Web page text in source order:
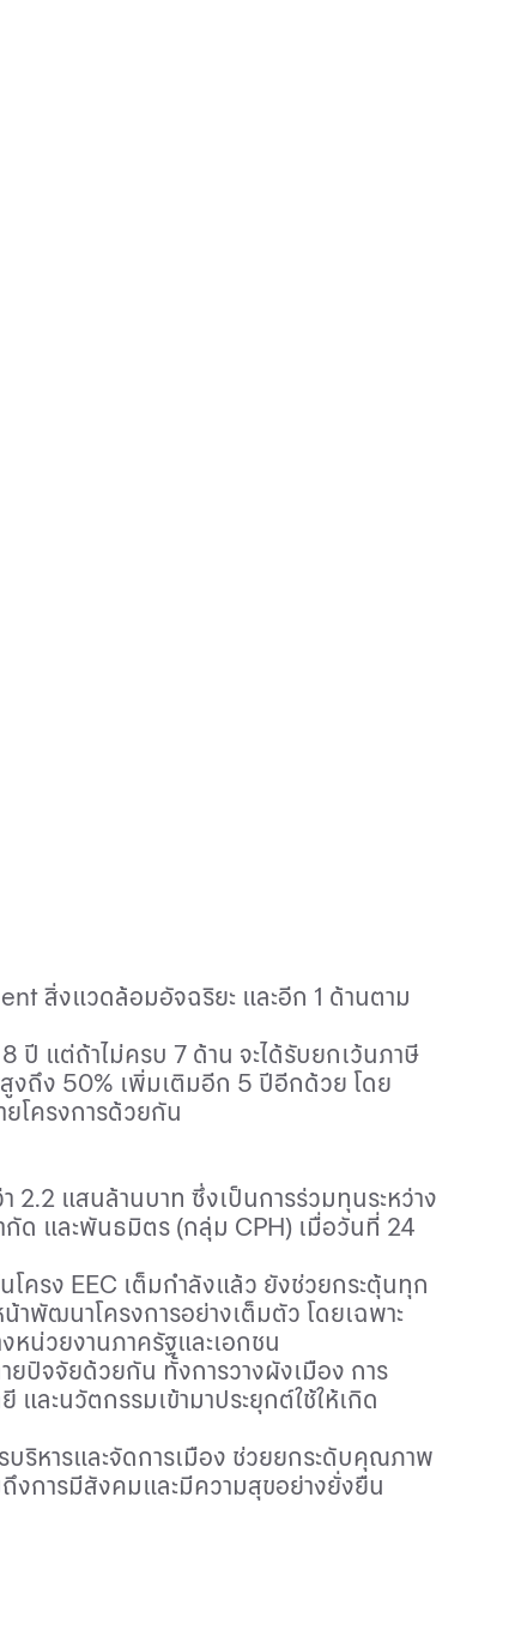
สิ่งแวดล้อมอัจฉริยะ และอีก 1 ด้านตาม
ปี แต่ถ้าไม่ครบ 7 ด้าน จะได้รับยกเว้นภาษี
สูงถึง 50% เพิ่มเติมอีก 5 ปีอีกด้วย โดย
โครงการด้วยกัน
2.2 แสนล้านบาท ซึ่งเป็นการร่วมทุนระหว่าง
กัด และพันธมิตร (กลุ่ม CPH) เมื่อวันที่ 24
โครง EEC เต็มกำลังแล้ว ยังช่วยกระตุ้นทุก
พัฒนาโครงการอย่างเต็มตัว โดยเฉพาะ
หน่วยงานภาครัฐและเอกชน
ยปัจจัยด้วยกัน ทั้งการวางผังเมือง การ
ละนวัตกรรมเข้ามาประยุกต์ใช้ให้เกิด
บริหารและจัดการเมือง ช่วยยกระดับคุณภาพ
งการมีสังคมและมีความสุขอย่างยั่งยืน